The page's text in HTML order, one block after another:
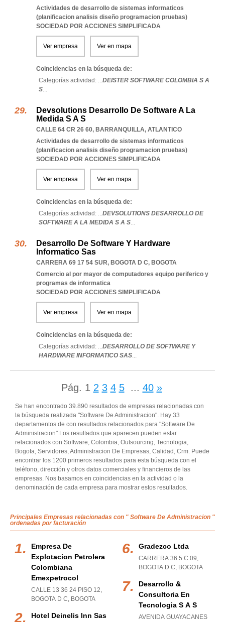
Actividades de desarrollo de sistemas informaticos
(planificacion analisis diseño programacion pruebas)
SOCIEDAD POR ACCIONES SIMPLIFICADA
Ver empresa Ver en mapa
Coincidencias en la búsqueda de:
Categorías actividad: ...DEISTER SOFTWARE COLOMBIA S A
S...
Devsolutions Desarrollo De Software A La
Medida S A S
CALLE 64 CR 26 60, BARRANQUILLA, ATLANTICO
Actividades de desarrollo de sistemas informaticos
(planificacion analisis diseño programacion pruebas)
SOCIEDAD POR ACCIONES SIMPLIFICADA
Ver empresa Ver en mapa
Coincidencias en la búsqueda de:
Categorías actividad: ...DEVSOLUTIONS DESARROLLO DE
SOFTWARE A LA MEDIDA S A S...
Desarrollo De Software Y Hardware
Informatico Sas
CARRERA 69 17 54 SUR, BOGOTA D C, BOGOTA
Comercio al por mayor de computadores equipo periferico y
programas de informatica
SOCIEDAD POR ACCIONES SIMPLIFICADA
Ver empresa Ver en mapa
Coincidencias en la búsqueda de:
Categorías actividad: ...DESARROLLO DE SOFTWARE Y
HARDWARE INFORMATICO SAS...
Pág. 1 2 3 4 5 ... 40 »
Se han encontrado 39.890 resultados de empresas relacionadas con
la búsqueda realizada "Software De Administracion". Hay 33
departamentos de con resultados relacionados para "Software De
Administracion".Los resultados que aparecen pueden estar
relacionados con Software, Colombia, Outsourcing, Tecnologia,
Bogota, Servidores, Administracion De Empresas, Calidad, Crm. Puede
encontrar los 1200 primeros resultados para esta búsqueda con el
teléfono, dirección y otros datos comerciales y financieros de las
empresas. Nos basamos en coincidencias en la actividad o la
denominación de cada empresa para mostrar estos resultados.
Principales Empresas relacionadas con " Software De Administracion "
ordenadas por facturación
Empresa De
Explotacion Petrolera
Colombiana
Emexpetrocol
CALLE 13 36 24 PISO 12,
BOGOTA D C, BOGOTA
Hotel Deinelis Inn Sas
Gradezco Ltda
CARRERA 36 5 C 09,
BOGOTA D C, BOGOTA
Desarrollo &
Consultoria En
Tecnologia S A S
AVENIDA GUAYACANES